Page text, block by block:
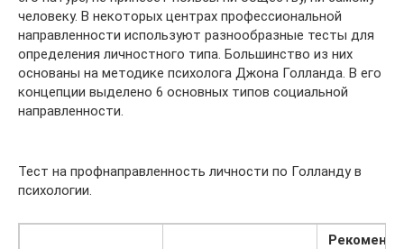
человеку. В некоторых центрах профессиональной
направленности используют разнообразные тесты для
определения личностного типа. Большинство из них
основаны на методике психолога Джона Голланда. В его
концепции выделено 6 основных типов социальной
направленности.
Тест на профнаправленность личности по Голланду в
психологии.